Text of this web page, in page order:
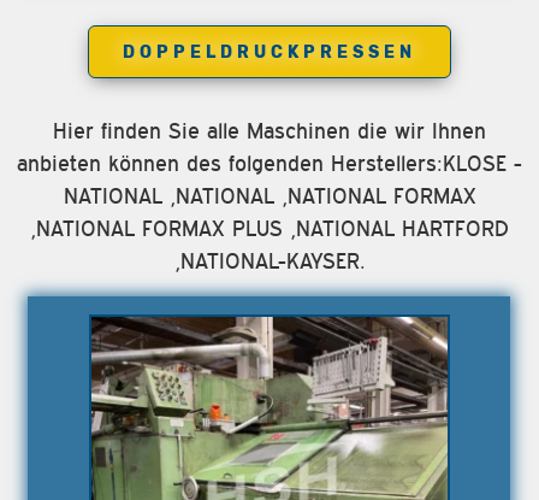
DOPPELDRUCKPRESSEN
Hier finden Sie alle Maschinen die wir Ihnen
anbieten können des folgenden Herstellers:KLOSE -
NATIONAL ,NATIONAL ,NATIONAL FORMAX
,NATIONAL FORMAX PLUS ,NATIONAL HARTFORD
,NATIONAL-KAYSER.